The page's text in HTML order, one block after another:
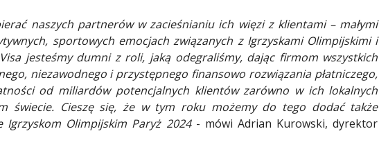
naszych partnerów w zacieśnianiu ich więzi z klientami – małymi
sportowych emocjach związanych z Igrzyskami Olimpijskimi i
jesteśmy dumni z roli, jaką odegraliśmy, dając firmom wszystkich
niezawodnego i przystępnego finansowo rozwiązania płatniczego,
od miliardów potencjalnych klientów zarówno w ich lokalnych
świecie. Cieszę się, że w tym roku możemy do tego dodać także
Igrzyskom Olimpijskim Paryż 2024 - mówi Adrian Kurowski, dyrektor